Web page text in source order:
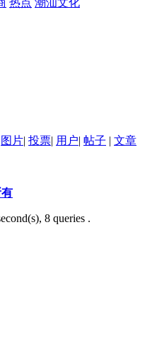
图片| 投票| 用户| 帖子 | 文章
8 queries .